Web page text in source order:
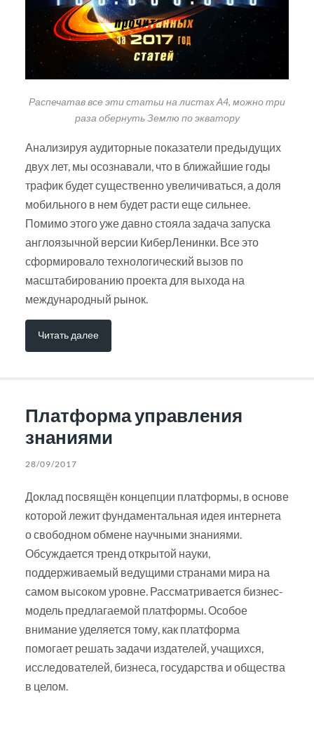
Распечатав все эти статьи на листах А4, можно три
раза обернуть Землю по экватору
Анализируя аудиторные показатели предыдущих
двух лет, мы осознавали, что в ближайшие годы
трафик будет существенно увеличиваться, а доля
мобильного в нем будет расти еще сильнее.
Помимо этого уже давно стояла задача запуска
англоязычной версии КиберЛенинки. Все это
сформировало технологический вызов по
масштабированию проекта для выхода на
международный рынок.
Читать далее
Платформа управления
знаниями
28/09/2017
Доклад посвящён концепции платформы, в основе
которой лежит фундаментальная идея интернета
о свободном обмене научными знаниями.
Обсуждается тренд открытой науки,
поддерживаемый ведущими странами мира на
самом высоком уровне. Рассматривается бизнес-
модель предлагаемой платформы. Особое
внимание уделяется тому, как платформа
помогает решать задачи издателей, учащихся,
исследователей, бизнеса, государства и общества
в целом.